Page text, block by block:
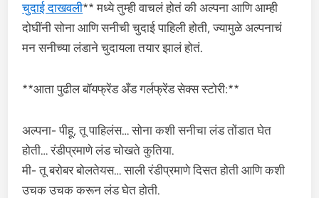
चुदाई दाखवली** मध्ये तुम्ही वाचलं होतं की अल्पना आणि आम्ही
दोघींनी सोना आणि सनीची चुदाई पाहिली होती, ज्यामुळे अल्पनाचं
मन सनीच्या लंडाने चुदायला तयार झालं होतं.
**आता पुढील बॉयफ्रेंड अँड गर्लफ्रेंड सेक्स स्टोरी:**
अल्पना- पीहू, तू पाहिलंस… सोना कशी सनीचा लंड तोंडात घेत
होती… रंडीप्रमाणे लंड चोखते कुतिया.
मी- तू बरोबर बोलतेयस… साली रंडीप्रमाणे दिसत होती आणि कशी
उचक उचक करून लंड घेत होती.